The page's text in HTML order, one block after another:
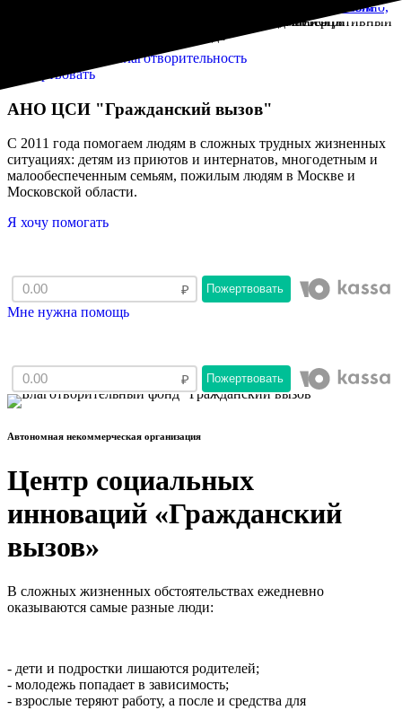
Пожертвовать на благотворительность
Пожертвовать
АНО ЦСИ "Гражданский вызов"
С 2011 года помогаем людям в сложных трудных жизненных
ситуациях: детям из приютов и интернатов, многодетным и
малообеспеченным семьям, пожилым людям в Москве и
Московской области.
Я хочу помогать
Пожертвовать
Мне нужна помощь
Пожертвовать
Автономная некоммерческая организация
Центр социальных
инноваций «Гражданский
вызов»
В сложных жизненных обстоятельствах ежедневно
оказываются самые разные люди:
- дети и подростки лишаются родителей;
- молодежь попадает в зависимость;
- взрослые теряют работу, а после и средства для